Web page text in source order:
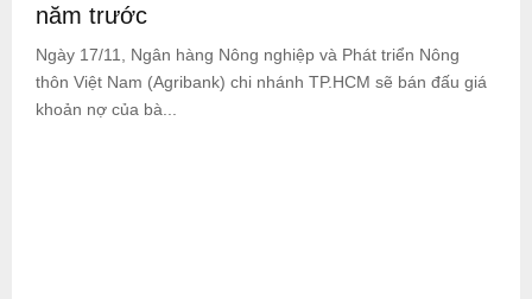
năm trước
Ngày 17/11, Ngân hàng Nông nghiệp và Phát triển Nông
thôn Việt Nam (Agribank) chi nhánh TP.HCM sẽ bán đấu giá
khoản nợ của bà...